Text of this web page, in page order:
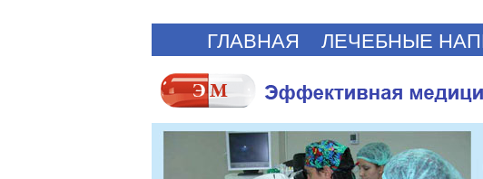
ГЛАВНАЯ ЛЕЧЕБНЫЕ